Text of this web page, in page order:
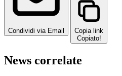
Condividi via Email
Copia link
Copiato!
News correlate